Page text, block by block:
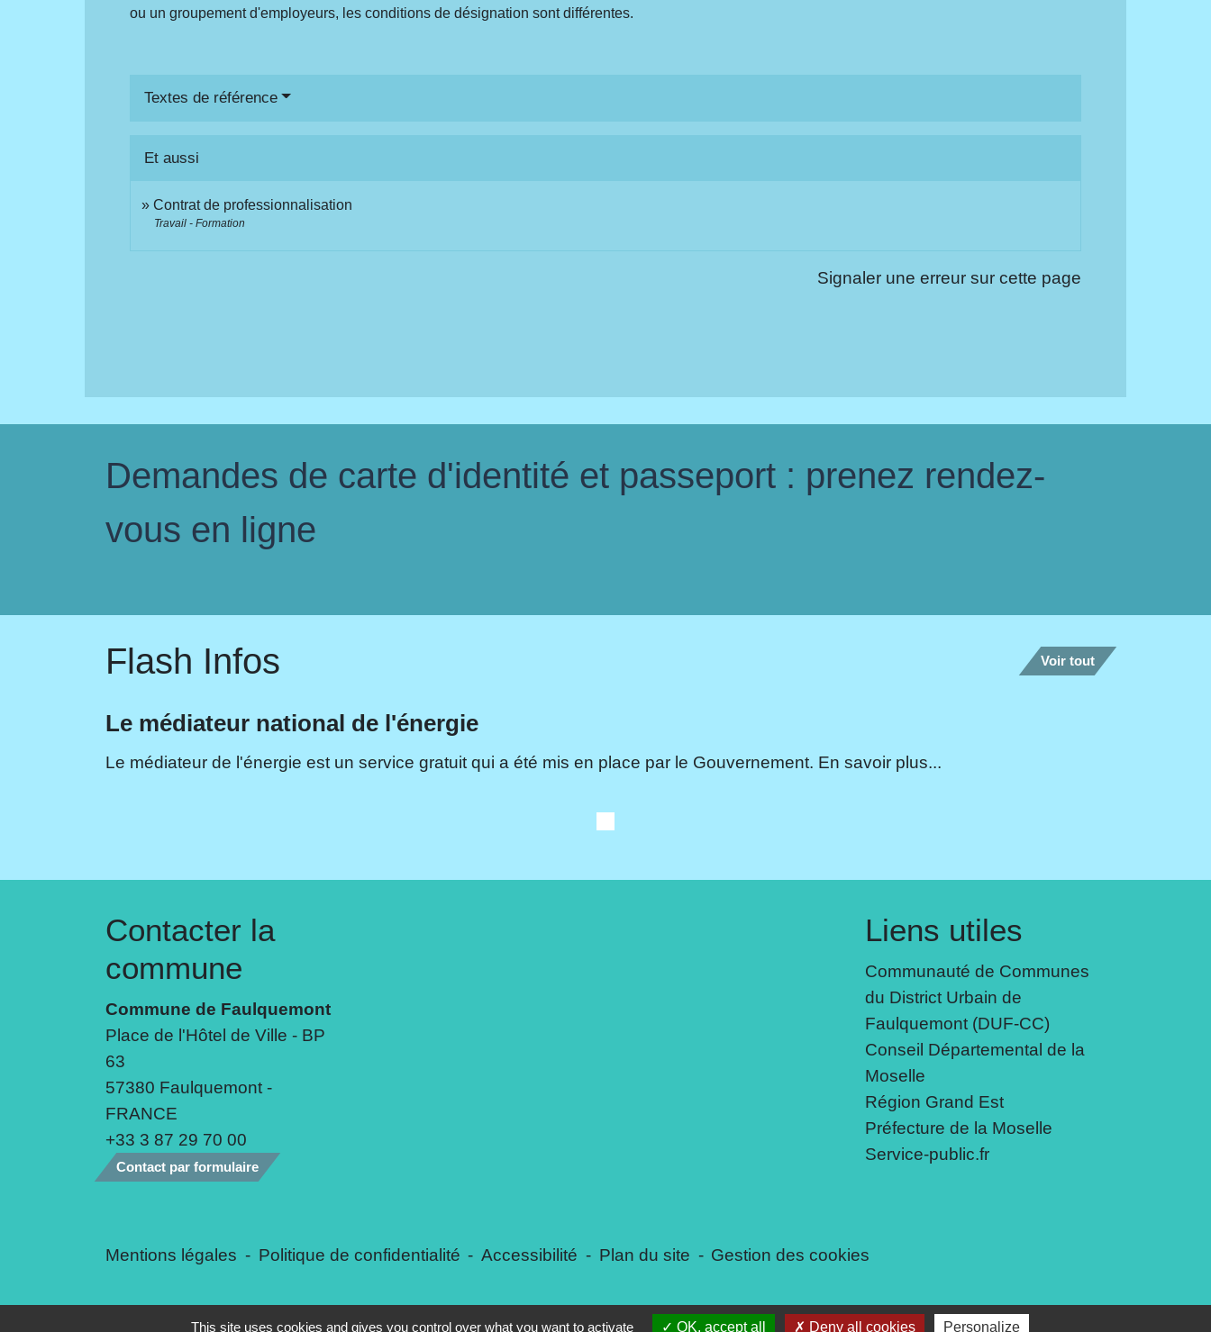
ou un groupement d'employeurs, les conditions de désignation sont différentes.
Textes de référence
Et aussi
Contrat de professionnalisation
Travail - Formation
Signaler une erreur sur cette page
Demandes de carte d'identité et passeport : prenez rendez-
vous en ligne
Flash Infos Voir tout
Le médiateur national de l'énergie
Le médiateur de l'énergie est un service gratuit qui a été mis en place par le Gouvernement. En savoir plus...
Contacter la
commune
Commune de Faulquemont
Place de l'Hôtel de Ville - BP
63
57380 Faulquemont -
FRANCE
+33 3 87 29 70 00
Contact par formulaire
Liens utiles
Communauté de Communes
du District Urbain de
Faulquemont (DUF-CC)
Conseil Départemental de la
Moselle
Région Grand Est
Préfecture de la Moselle
Service-public.fr
Mentions légales - Politique de confidentialité - Accessibilité - Plan du site - Gestion des cookies
This site uses cookies and gives you control over what you want to activate OK, accept all Deny all cookies Personalize